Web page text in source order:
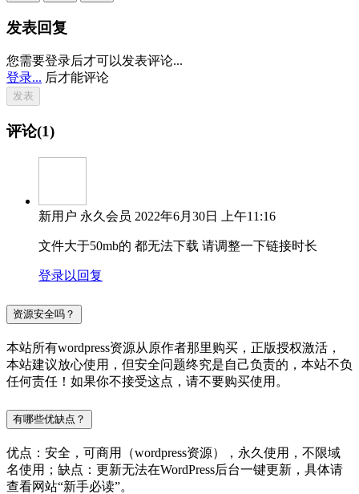
发表回复
您需要登录后才可以发表评论...
登录... 后才能评论
评论(1)
新用户 永久会员 2022年6月30日 上午11:16
文件大于50mb的 都无法下载 请调整一下链接时长
登录以回复
资源安全吗？
本站所有wordpress资源从原作者那里购买，正版授权激活，
本站建议放心使用，但安全问题终究是自己负责的，本站不负
任何责任！如果你不接受这点，请不要购买使用。
有哪些优缺点？
优点：安全，可商用（wordpress资源），永久使用，不限域
名使用；缺点：更新无法在WordPress后台一键更新，具体请
查看网站“新手必读”。